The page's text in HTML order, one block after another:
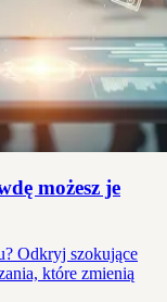
możesz je
Odkryj szokujące
które zmienią